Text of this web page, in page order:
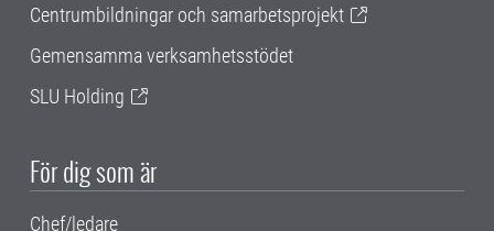
Centrumbildningar och samarbetsprojekt
Gemensamma verksamhetsstödet
SLU Holding
För dig som är
Chef/ledare